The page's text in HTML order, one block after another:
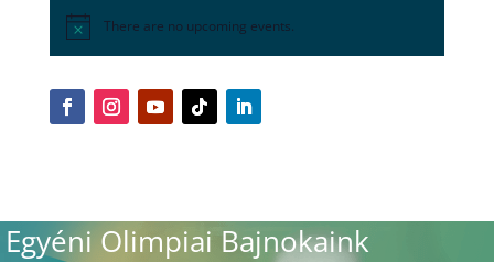
There are no upcoming events.
Egyéni Olimpiai Bajnokaink